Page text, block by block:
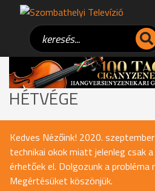
HÉTVÉGE
Kedves Nézőink! 2020.
technikai okok miatt jelenleg csak a
érhetőek el. Dolgozunk a probléma
Megértésüket köszönjük.